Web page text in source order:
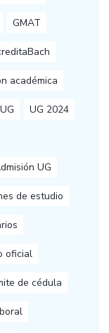
GMAT
académica
UG UG 2024
UG
de estudio
oficial
de cédula